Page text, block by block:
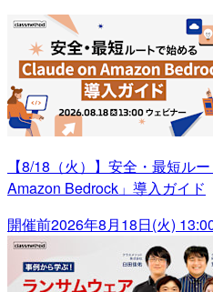
【8/18（火）】安全・最短ル
Amazon Bedrock」導入ガイド
開催前2026年8月18日(火)